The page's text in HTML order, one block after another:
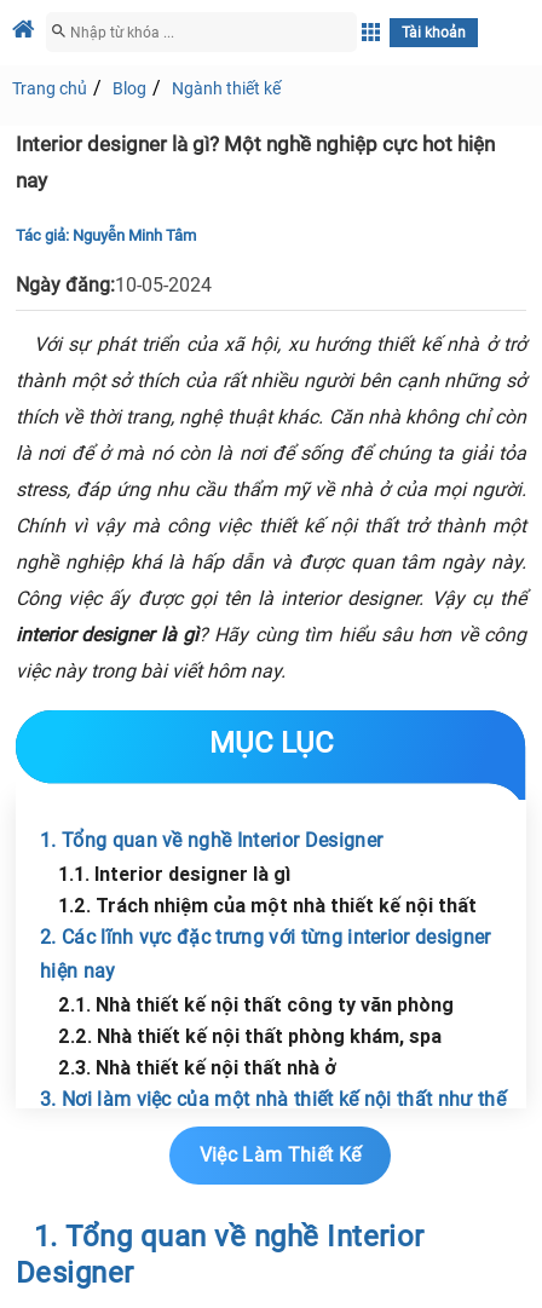
Tài khoản
Trang chủ Blog Ngành thiết kế
Interior designer là gì? Một nghề nghiệp cực hot hiện
nay
Tác giả: Nguyễn Minh Tâm
Ngày đăng:10-05-2024
Với sự phát triển của xã hội, xu hướng thiết kế nhà ở trở
thành một sở thích của rất nhiều người bên cạnh những sở
thích về thời trang, nghệ thuật khác. Căn nhà không chỉ còn
là nơi để ở mà nó còn là nơi để sống để chúng ta giải tỏa
stress, đáp ứng nhu cầu thẩm mỹ về nhà ở của mọi người.
Chính vì vậy mà công việc thiết kế nội thất trở thành một
nghề nghiệp khá là hấp dẫn và được quan tâm ngày này.
Công việc ấy được gọi tên là interior designer. Vậy cụ thể
interior designer là gì? Hãy cùng tìm hiểu sâu hơn về công
việc này trong bài viết hôm nay.
MỤC LỤC
1. Tổng quan về nghề Interior Designer
1.1. Interior designer là gì
1.2. Trách nhiệm của một nhà thiết kế nội thất
2. Các lĩnh vực đặc trưng với từng interior designer
hiện nay
2.1. Nhà thiết kế nội thất công ty văn phòng
2.2. Nhà thiết kế nội thất phòng khám, spa
2.3. Nhà thiết kế nội thất nhà ở
3. Nơi làm việc của một nhà thiết kế nội thất như thế
4. Sự khác biệt giữa interior designer và interior
4.1. Interior designer - nhà thiết kế nội thất
4.2. Interior decorator - Trang trí nội thất
Chia sẻ tin với bạn bè
Việc Làm Thiết Kế
1. Tổng quan về nghề Interior
Designer